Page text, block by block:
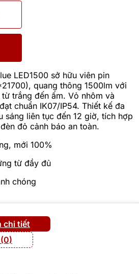
LED1500 sở hữu viên pin
quang thông 1500lm với
trắng đến ấm. Vỏ nhôm và
chuẩn IK07/IP54. Thiết kế đa
sáng liên tục đến 12 giờ, tích hợp
đỏ cảnh báo an toàn.
mới 100%
từ đầy đủ
chóng
chi tiết